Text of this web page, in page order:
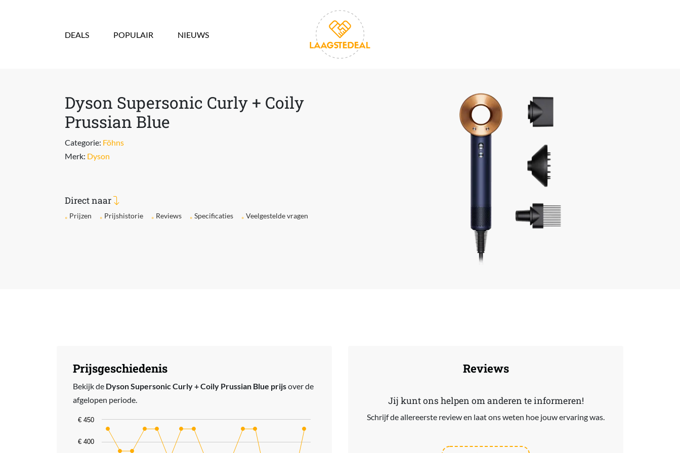
DEALS POPULAIR NIEUWS
Dyson Supersonic Curly + Coily
Prussian Blue
Categorie: Föhns
Merk: Dyson
Direct naar
Prijzen Prijshistorie Reviews Specificaties Veelgestelde vragen
Prijsgeschiedenis
Bekijk de Dyson Supersonic Curly + Coily Prussian Blue prijsover de
afgelopen periode.
Chart
Line chart with 17 data points.
€ 400
€ 450
Reviews
Jij kunt ons helpen om anderen te informeren!
Schrijf de allereerste review en laat ons weten hoe jouw ervaring was.